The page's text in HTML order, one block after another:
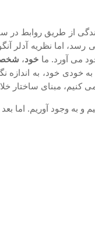
از طریق روابط در
اما نظریه آدلر
می آورد. ما خود،
خود، به اندازه
کنیم، مبنای
و به وجود آوریم. اما